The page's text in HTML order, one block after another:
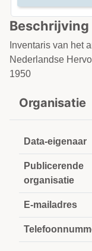
Beschrijving
Inventaris van het
Nederlandse
1950
Organisatie
Data-eigenaar
Publicerende
organisatie
E-mailadres